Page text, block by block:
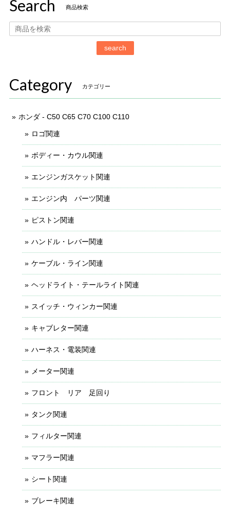
Search 商品検索
search
Category カテゴリー
ホンダ - C50 C65 C70 C100 C110
ロゴ関連
ボディー・カウル関連
エンジンガスケット関連
エンジン内 パーツ関連
ピストン関連
ハンドル・レバー関連
ケーブル・ライン関連
ヘッドライト・テールライト関連
スイッチ・ウィンカー関連
キャブレター関連
ハーネス・電装関連
メーター関連
フロント リア 足回り
タンク関連
フィルター関連
マフラー関連
シート関連
ブレーキ関連